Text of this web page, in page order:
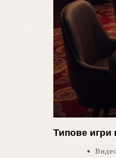
Типове игри